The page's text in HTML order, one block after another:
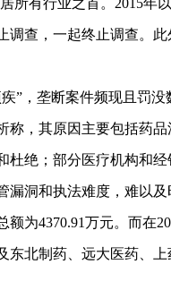
所有行业之首。2015年
调查，一起终止调查。
”，垄断案件频现且罚
称，其原因主要包括药
杜绝；部分医疗机构和
洞和执法难度，难以及
额为4370.91万元。而在
东北制药、远大医药、